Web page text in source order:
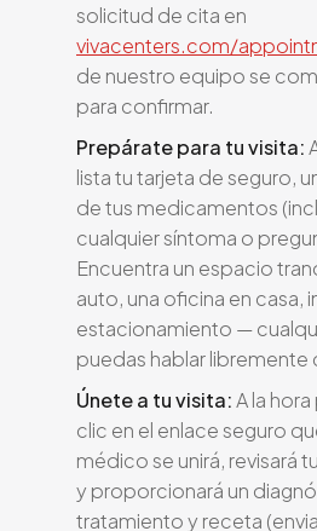
solicitud de cita en
vivacenters.com/
de nuestro equipo se
para confirmar.
Prepárate para tu visita:
lista tu tarjeta de seguro,
de tus medicamentos
cualquier síntoma o
Encuentra un espacio
auto, una oficina en casa,
estacionamiento —
puedas hablar
Únete a tu visita:A la
clic en el enlace seguro
médico se unirá, revisará
y proporcionará un
tratamiento y receta